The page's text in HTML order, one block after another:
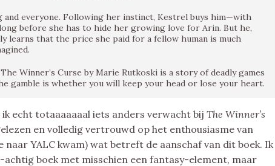
and everyone. Following her instinct, Kestrel buys him—with
before she has to hide her growing love for Arin. But he,
learns that the price she paid for a fellow human is much
Winner’s Curse by Marie Rutkoski is a story of deadly games
gamble is whether you will keep your head or lose your heart.
echt totaaaaaaal iets anders verwacht bij The Winner’s
en volledig vertrouwd op het enthousiasme van
YALC kwam) wat betreft de aanschaf van dit boek. Ik
achtig boek met misschien een fantasy-element, maar